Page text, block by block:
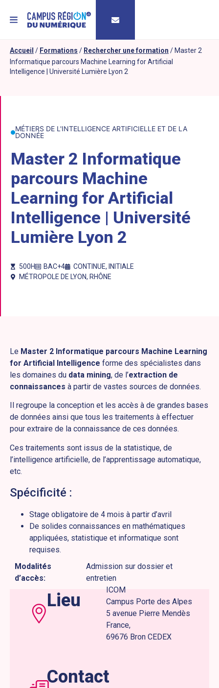
MENU
Accueil / Formations / Rechercher une formation / Master 2
Informatique parcours Machine Learning for Artificial
Intelligence | Université Lumière Lyon 2
MÉTIERS DE L'INTELLIGENCE ARTIFICIELLE ET DE LA
DONNÉE
Master 2 Informatique
parcours Machine
Learning for Artificial
Intelligence | Université
Lumière Lyon 2
500H BAC+4 CONTINUE, INITIALE
MÉTROPOLE DE LYON, RHÔNE
Le Master 2 Informatique parcours Machine Learning
for Artificial Intelligence forme des spécialistes dans
les domaines du data mining, de l’extraction de
connaissances à partir de vastes sources de données.
Il regroupe la conception et les accès à de grandes bases
de données ainsi que tous les traitements à effectuer
pour extraire de la connaissance de ces données.
Ces traitements sont issus de la statistique, de
l’intelligence artificielle, de l’apprentissage automatique,
etc.
Spécificité :
Stage obligatoire de 4 mois à partir d’avril
De solides connaissances en mathématiques
appliquées, statistique et informatique sont
requises.
Modalités
d’accès:
Admission sur dossier et
entretien
Lieu
ICOM
Campus Porte des Alpes
5 avenue Pierre Mendès
France,
69676 Bron CEDEX
Contact